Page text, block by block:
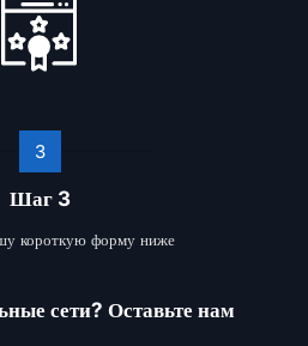
3
Шаг 3
короткую форму ниже
сети? Оставьте нам